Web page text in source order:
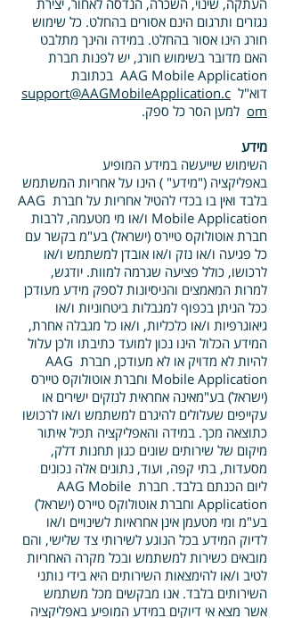
העתקה, שינוי, השכרה, הנדסה לאחור, יצירת
נגזרים ותרגום הינם אסורים בהחלט. כל שימוש
חורג הינו אסור בהחלט. במידה והינך מתלבט
האם מדובר בשימוש חורג, יש לפנות חברת
AAG Mobile Application בכתובת
דוא"ל support@AAGMobileApplication.c
om למען הסר כל ספק.
מידע
השימוש שייעשה במידע המופיע
באפליקציה ("מידע" ) הינו על אחריות המשתמש
בלבד ואין בו בכדי להטיל אחריות על חברת AAG
Mobile Application ו/או מי מטעמה, לרבות
חברת אוטולוקס טיירס (ישראל) בע"מ בקשר עם
כל פגיעה ו/או נזק ו/או אובדן למשתמש ו/או
לרכושו, כולל פציעה שגרמה למוות. יודגש,
למרות המאמצים והניסיונות לספק מידע מעודכן
ככל הניתן בכפוף למגבלות ביטחוניות ו/או
גיאוגרפיות ו/או כלכליות, ו/או כל מגבלה אחרת,
המידע הכלול הינו נכון למועד כתיבתו ולכן עלול
להיות לא מדויק או לא מעודכן, חברת AAG
Mobile Application וחברת אוטולוקס טיירס
(ישראל) בע"מאינה אחראית לנזקים ישירים או
עקייפים שעלולים להיגרם למשתמש ו/או לרכושו
כתוצאה מכך. במידה והאפליקציה תכיל איתור
מיקום של שירותים שונים כגון תחנות דלק,
מסעדות, בתי קפה, ועוד, נתונים אלה נכונים
ליום הכנתם בלבד. חברת AAG Mobile
Application וחברת אוטולוקס טיירס (ישראל)
בע"מ ומי מטעמן אינן אחראיות לשינויים ו/או
לדיוק המידע בכל הנוגע לשירותי צד שלישי, והם
מובאים כשירות למשתמש ובכל מקרה האחריות
לטיב ו/או להימצאות השירותים היא בידי נותני
השירותים בלבד. אנו מבקשים מכל משתמש
אשר מצא אי דיוקים במידע המופיע באפליקציה